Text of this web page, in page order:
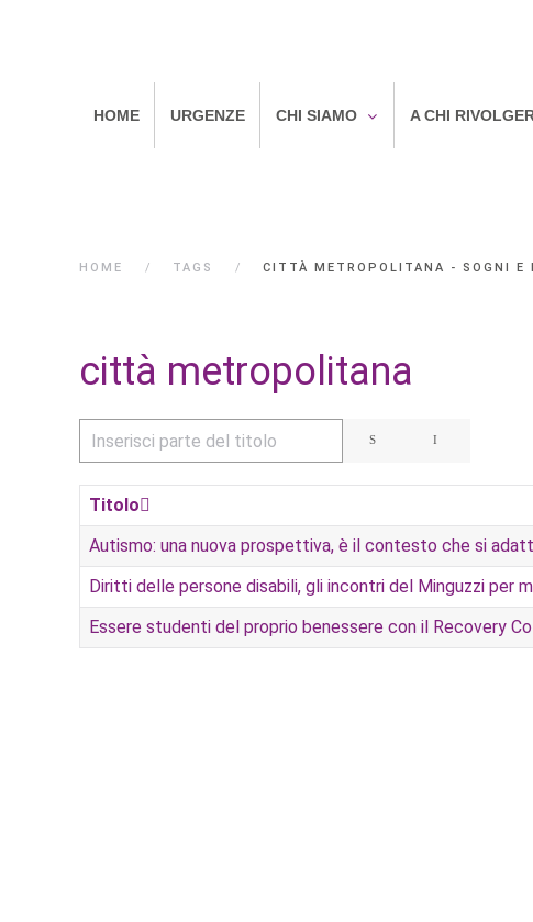
HOME URGENZE CHI SIAMO A CHI
HOME TAGS CITTÀ METROPOLITANA - SOGNI E
città metropolitana
Inserisci parte del titolo
Titolo
Autismo: una nuova prospettiva, è il contesto che si
Diritti delle persone disabili, gli incontri del Minguzzi per
Essere studenti del proprio benessere con il Recovery